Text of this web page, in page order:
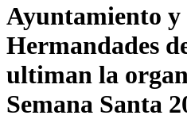
Ayuntamiento y
Hermandades
ultiman la
Semana Santa